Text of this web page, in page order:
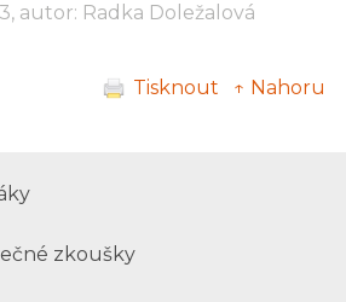
autor: Radka Doležalová
Tisknout ↑ Nahoru
zkoušky